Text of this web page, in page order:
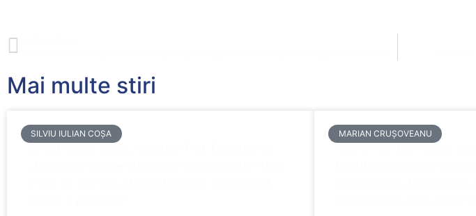
Mai multe stiri
SILVIU IULIAN COȘA
Silviu Iulian Coșa, senator PNL Constanța:
MARIAN CRUȘOVEANU
Marian Crușoveanu,